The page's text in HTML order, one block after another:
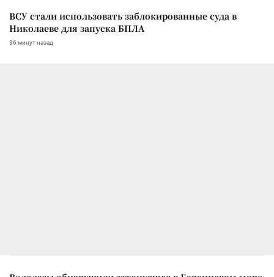
ВСУ стали использовать заблокированные суда в
Николаеве для запуска БПЛА
36 минут назад